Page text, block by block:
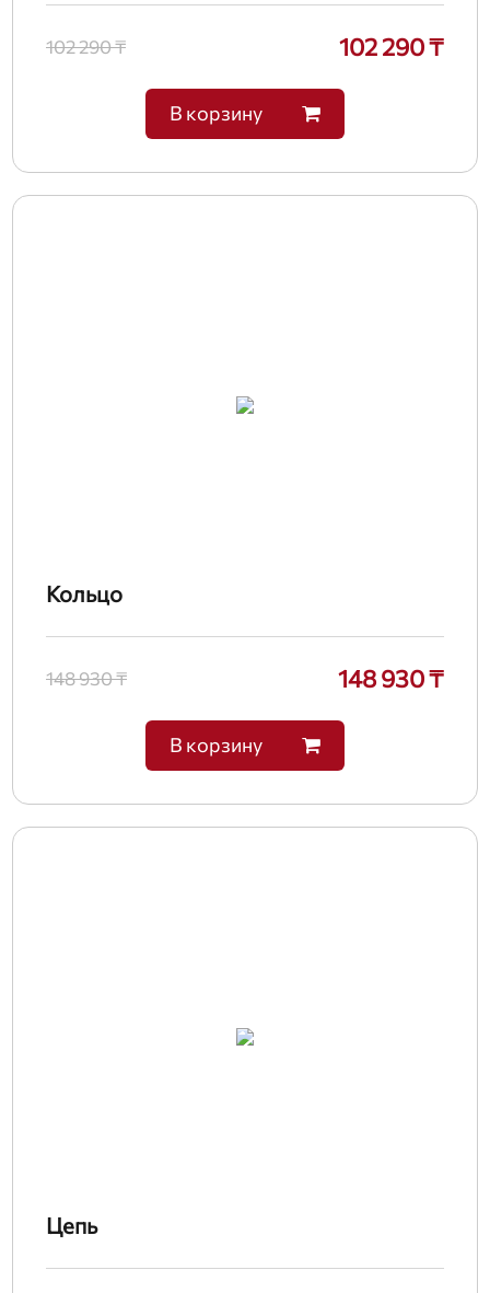
102 290 ₸ 102 290 ₸
В корзину
Кольцо
148 930 ₸ 148 930 ₸
В корзину
Цепь